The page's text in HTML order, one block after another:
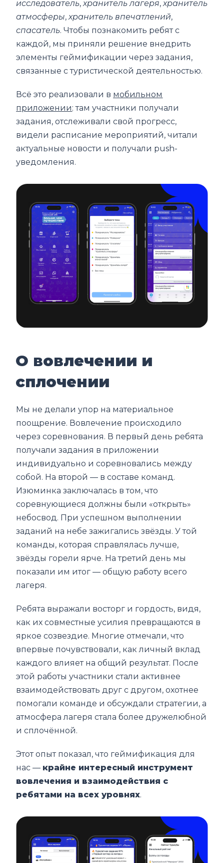
исследователь,хранитель лагеря,хранитель
атмосферы,хранитель впечатлений,
спасатель. Чтобы познакомить ребят с
каждой, мы приняли решение внедрить
элементы геймификации через задания,
связанные с туристической деятельностью.
Всё это реализовали в мобильном
приложении: там участники получали
задания, отслеживали свой прогресс,
видели расписание мероприятий, читали
актуальные новости и получали push-
уведомления.
О вовлечении и
сплочении
Мы не делали упор на материальное
поощрение. Вовлечение происходило
через соревнования. В первый день ребята
получали задания в приложении
индивидуально и соревновались между
собой. На второй — в составе команд.
Изюминка заключалась в том, что
соревнующиеся должны были «открыть»
небосвод. При успешном выполнении
заданий на небе зажигались звёзды. У той
команды, которая справлялась лучше,
звёзды горели ярче. На третий день мы
показали им итог — общую работу всего
лагеря.
Ребята выражали восторг и гордость, видя,
как их совместные усилия превращаются в
яркое созвездие. Многие отмечали, что
впервые почувствовали, как личный вклад
каждого влияет на общий результат. После
этой работы участники стали активнее
взаимодействовать друг с другом, охотнее
помогали команде и обсуждали стратегии, а
атмосфера лагеря стала более дружелюбной
и сплочённой.
Этот опыт показал, что геймификация для
нас — крайне интересный инструмент
вовлечения и взаимодействия с
ребятами на всех уровнях.